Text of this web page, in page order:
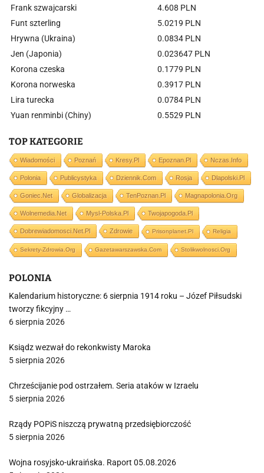
Frank szwajcarski
4.608 PLN
Funt szterling
5.0219 PLN
Hrywna (Ukraina)
0.0834 PLN
Jen (Japonia)
0.023647 PLN
Korona czeska
0.1779 PLN
Korona norweska
0.3917 PLN
Lira turecka
0.0784 PLN
Yuan renminbi (Chiny)
0.5529 PLN
TOP KATEGORIE
Wiadomości Poznań Kresy.pl Epoznan.pl Nczas.info
Polonia Publicystyka Dziennik.com Rosja Dlapolski.pl
Goniec.net Globalizacja TenPoznan.pl Magnapolonia.org
Wolnemedia.net Mysl-Polska.pl Twojapogoda.pl
Dobrewiadomosci.net.pl Zdrowie Prisonplanet.pl Religia
Sekrety-Zdrowia.org Gazetawarszawska.com Stolikwolnosci.org
POLONIA
Kalendarium historyczne: 6 sierpnia 1914 roku – Józef Piłsudski
tworzy fikcyjny …
6 sierpnia 2026
Ksiądz wezwał do rekonkwisty Maroka
5 sierpnia 2026
Chrześcijanie pod ostrzałem. Seria ataków w Izraelu
5 sierpnia 2026
Rządy POPiS niszczą prywatną przedsiębiorczość
5 sierpnia 2026
Wojna rosyjsko-ukraińska. Raport 05.08.2026